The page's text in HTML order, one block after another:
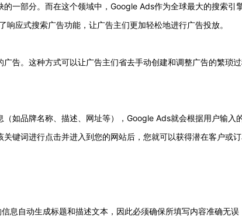
一部分。而在这个领域中，Google Ads作为全球最大的搜索引
应式搜索广告功能，让广告主们更加轻松地进行广告投放。
告。这种方式可以让广告主们省去手动创建和调整广告的繁琐
如品牌名称、描述、网址等），Google Ads就会根据用户输入
键词进行点击并进入到您的网站后，您就可以获得潜在客户或订
息自动生成标题和描述文本，因此必须确保所填写内容准确无